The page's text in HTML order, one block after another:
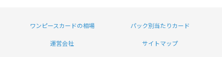
ワンピースカードの相場 パック別当たりカード
運営会社 サイトマップ